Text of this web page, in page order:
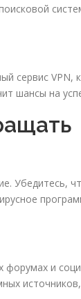
сервис VPN,
шансы на
Убедитесь,
форумах и